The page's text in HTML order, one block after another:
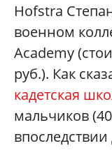
Hofstra
военном
Academy
руб.). Как
кадетская
мальчиков